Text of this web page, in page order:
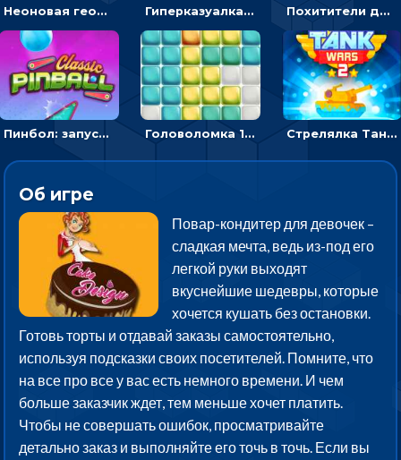
Неоновая геометрия: прыгай через препятствия и собирай шары Гиперказуалка Летающая чашка кофе: двигаться и собирать кубики сахара Похитители денег: управляйте друзьями и соберите все мешки с долларами
Пинбол: запускать шарик, чтобы выбивать очки Головоломка 10х10 Стрелялка Танковые войны: бить по танку врага, чтобы уничтожить зло
Об игре
Повар-кондитер для девочек –
сладкая мечта, ведь из-под его
легкой руки выходят
вкуснейшие шедевры, которые
хочется кушать без остановки.
Готовь торты и отдавай заказы самостоятельно,
используя подсказки своих посетителей. Помните, что
на все про все у вас есть немного времени. И чем
больше заказчик ждет, тем меньше хочет платить.
Чтобы не совершать ошибок, просматривайте
детально заказ и выполняйте его точь в точь. Если вы